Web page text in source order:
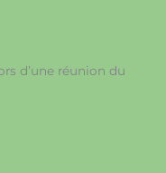
d’une réunion du